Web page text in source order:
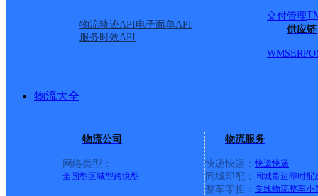
物流轨迹API电子面单API
服务时效API
交付管理
供应链
WMSERP
物流大全
物流公司
网络类型：
全国型 区域型跨境型
物流服务
快递快运： 快运快递
同城即配： 同城货运即时配
整车零担： 专线物流整车小